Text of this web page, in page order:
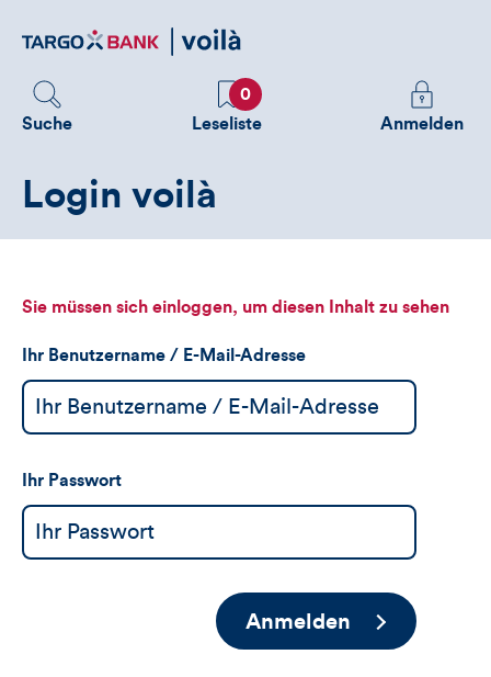
zum
Suche
Favoriten
0
Leseliste
Melden
Sie
sehen
Anmelden
Login voilà
Sie müssen sich einloggen, um diesen Inhalt zu sehen
Ihr Benutzername / E-Mail-Adresse
Ihr Passwort
Anmelden